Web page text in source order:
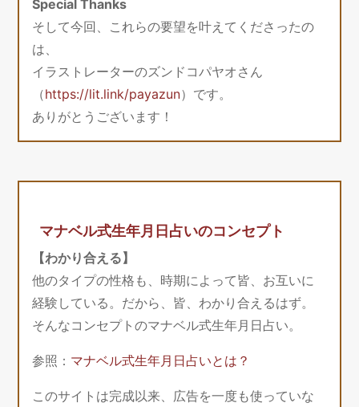
Special Thanks
そして今回、これらの要望を叶えてくださったの
は、
イラストレーターのズンドコパヤオさん
（https://lit.link/payazun）です。
ありがとうございます！
マナベル式生年月日占いのコンセプト
【わかり合える】
他のタイプの性格も、時期によって皆、お互いに
経験している。だから、皆、わかり合えるはず。
そんなコンセプトのマナベル式生年月日占い。
参照： マナベル式生年月日占いとは？
このサイトは完成以来、広告を一度も使っていな